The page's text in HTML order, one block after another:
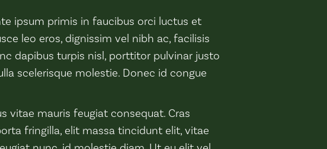
ipsum primis in faucibus orci luctus et
leo eros, dignissim vel nibh ac, facilisis
dapibus turpis nisl, porttitor pulvinar justo
scelerisque molestie. Donec id congue
vitae mauris feugiat consequat. Cras
fringilla, elit massa tincidunt elit, vitae